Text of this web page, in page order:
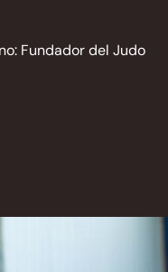
Fundador del Judo